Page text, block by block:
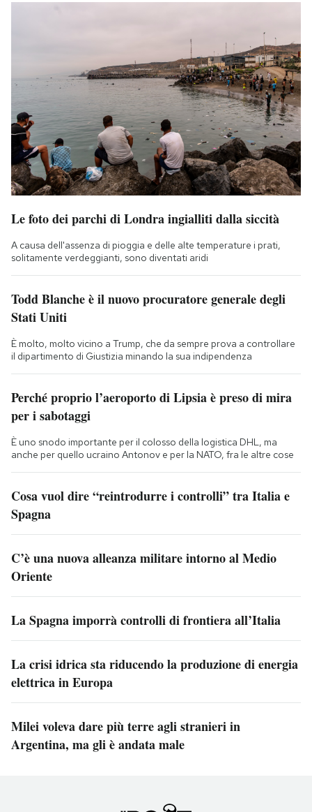
Le foto dei parchi di Londra ingialliti dalla siccità
A causa dell'assenza di pioggia e delle alte temperature i prati,
solitamente verdeggianti, sono diventati aridi
Todd Blanche è il nuovo procuratore generale degli
Stati Uniti
È molto, molto vicino a Trump, che da sempre prova a controllare
il dipartimento di Giustizia minando la sua indipendenza
Perché proprio l’aeroporto di Lipsia è preso di mira
per i sabotaggi
È uno snodo importante per il colosso della logistica DHL, ma
anche per quello ucraino Antonov e per la NATO, fra le altre cose
Cosa vuol dire “reintrodurre i controlli” tra Italia e
Spagna
C’è una nuova alleanza militare intorno al Medio
Oriente
La Spagna imporrà controlli di frontiera all’Italia
La crisi idrica sta riducendo la produzione di energia
elettrica in Europa
Milei voleva dare più terre agli stranieri in
Argentina, ma gli è andata male